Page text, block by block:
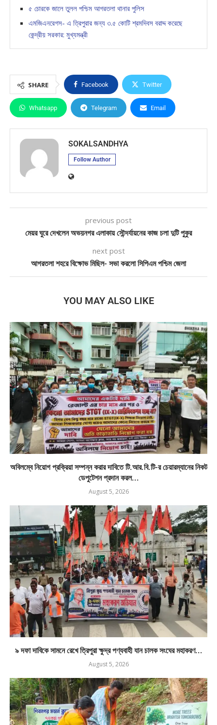
৫ চোরকে জালে তুলল পশ্চিম আগরতলা থানার পুলিস
এমজিএনরেগস- এ ত্রিপুরার জন্য ৩.৫ কোটি শ্রমদিবস বরাদ্দ করেছে
কেন্দ্রীয় সরকার: মুখ্যমন্ত্রী
SHARE Facebook Twitter
Whatsapp Telegram Email
SOKALSANDHYA
Follow Author
previous post
মেয়র ঘুরে দেখলেন অভয়নগর এলাকায় সৌন্দর্যায়নের কাজ চলা দুটি পুকুর
next post
আগরতলা শহরে বিক্ষোভ মিছিল- সভা করলো সিপিএম পশ্চিম জেলা
YOU MAY ALSO LIKE
অবিলম্বে নিয়োগ প্রক্রিয়া সম্পন্ন করার দাবিতে টি.আর.বি.টি-র চেয়ারম্যানের নিকট
ডেপুটেশন প্রদান করল...
August 5, 2026
৯ দফা দাবিকে সামনে রেখে ত্রিপুরা ক্ষুদ্র পণ্যবাহী যান চালক সংঘের মহাকরণ...
August 5, 2026